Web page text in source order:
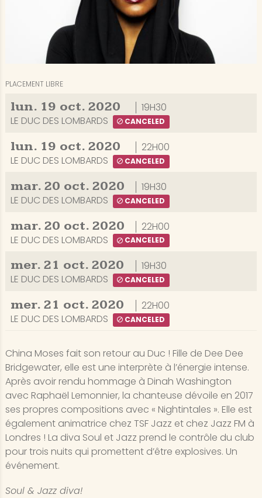
PLACEMENT LIBRE
lun. 19 oct. 2020
19H30
LE DUC DES LOMBARDS
CANCELED
lun. 19 oct. 2020
22H00
LE DUC DES LOMBARDS
CANCELED
mar. 20 oct. 2020
19H30
LE DUC DES LOMBARDS
CANCELED
mar. 20 oct. 2020
22H00
LE DUC DES LOMBARDS
CANCELED
mer. 21 oct. 2020
19H30
LE DUC DES LOMBARDS
CANCELED
mer. 21 oct. 2020
22H00
LE DUC DES LOMBARDS
CANCELED
China Moses fait son retour au Duc ! Fille de Dee Dee
Bridgewater, elle est une interprète à l’énergie intense.
Après avoir rendu hommage à Dinah Washington
avec Raphaël Lemonnier, la chanteuse dévoile en 2017
ses propres compositions avec « Nightintales ». Elle est
également animatrice chez TSF Jazz et chez Jazz FM à
Londres ! La diva Soul et Jazz prend le contrôle du club
pour trois nuits qui promettent d’être explosives. Un
événement.
Soul & Jazz diva!